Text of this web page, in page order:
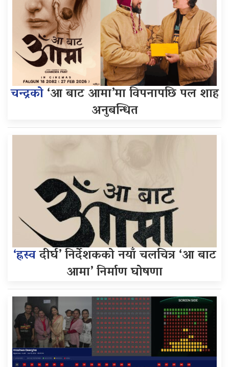
चन्द्रको‘आ बाट आमा’मा विपनापछि पल शाह
अनुबन्धित
‘ह्रस्वदीर्घ’ निर्देशकको नयाँ चलचित्र ‘आ बाट
आमा’ निर्माण घोषणा